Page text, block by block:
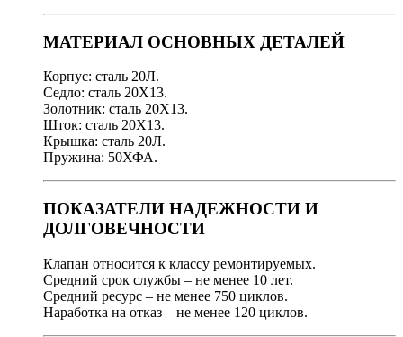
МАТЕРИАЛ ОСНОВНЫХ ДЕТАЛЕЙ
Корпус: сталь 20Л.
Седло: сталь 20Х13.
Золотник: сталь 20Х13.
Шток: сталь 20Х13.
Крышка: сталь 20Л.
Пружина: 50ХФА.
ПОКАЗАТЕЛИ НАДЕЖНОСТИ И
ДОЛГОВЕЧНОСТИ
Клапан относится к классу ремонтируемых.
Средний срок службы – не менее 10 лет.
Средний ресурс – не менее 750 циклов.
Наработка на отказ – не менее 120 циклов.